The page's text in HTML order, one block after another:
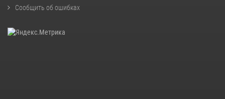
Сообщить об ошибках